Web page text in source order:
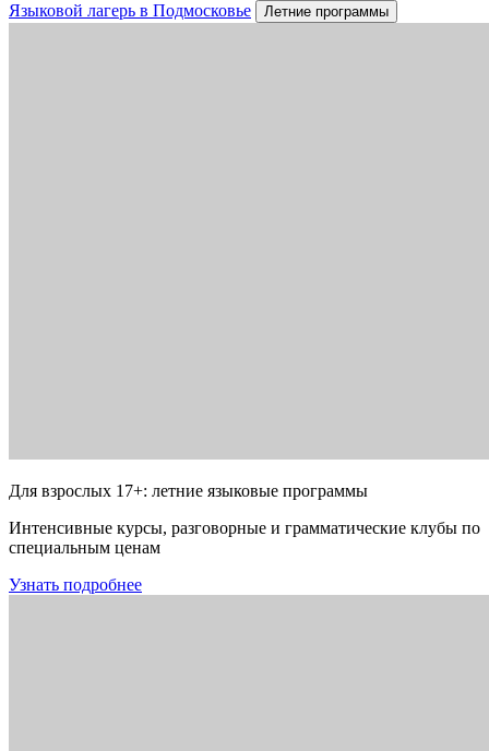
Языковой лагерь в Подмосковье
Летние программы
Для взрослых 17+: летние языковые программы
Интенсивные курсы, разговорные и грамматические клубы по
специальным ценам
Узнать подробнее